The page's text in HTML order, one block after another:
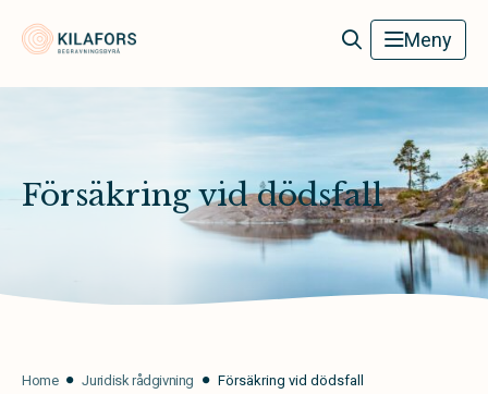
Kilafors Begravningsbyrå Meny
Försäkring vid dödsfall
Home Juridisk rådgivning Försäkring vid dödsfall